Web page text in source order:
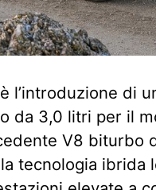
l’introduzione di
da 3,0 litri per il
V8 biturbo
tecnologia ibrida